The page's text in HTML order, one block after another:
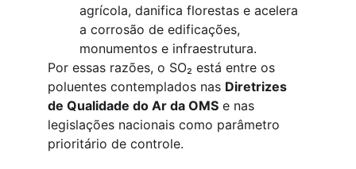
agrícola, danifica florestas e acelera
a corrosão de edificações,
monumentos e infraestrutura.
Por essas razões, o SO₂ está entre os
poluentes contemplados nas Diretrizes
de Qualidade do Ar da OMS e nas
legislações nacionais como parâmetro
prioritário de controle.